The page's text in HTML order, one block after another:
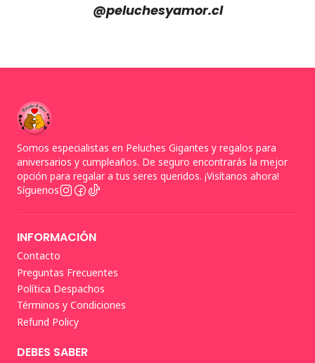
@peluchesyamor.cl
Somos especialistas en Peluches Gigantes y regalos para
aniversarios y cumpleaños. De seguro encontrarás la mejor
opción para regalar a tus seres queridos. ¡Visítanos ahora!
Síguenos
INFORMACIÓN
Contacto
Preguntas Frecuentes
Política Despachos
Términos y Condiciones
Refund Policy
DEBES SABER